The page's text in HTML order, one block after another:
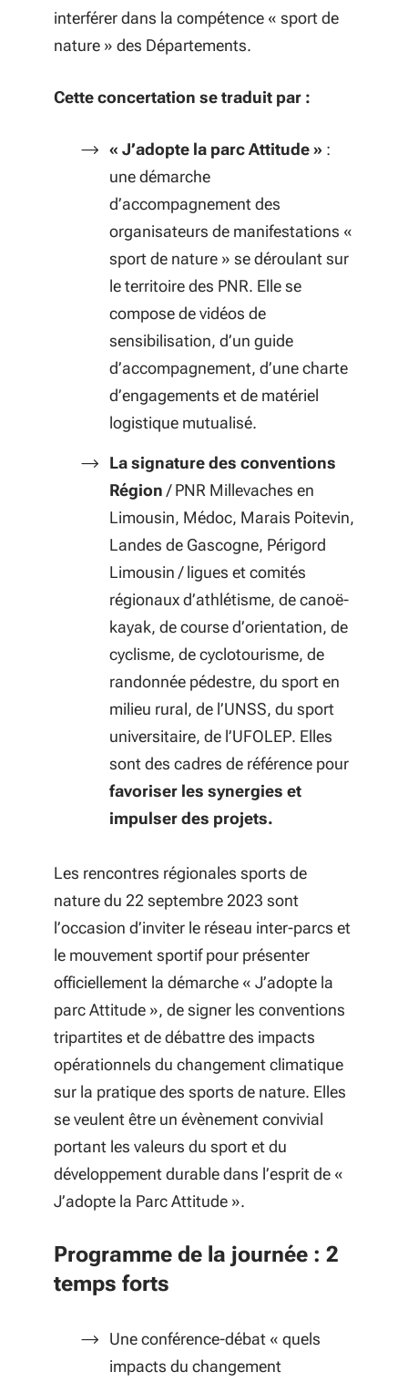
interférer dans la compétence « sport de
nature » des Départements.
Cette concertation se traduit par :
« J’adopte la parc Attitude » :
une démarche
d’accompagnement des
organisateurs de manifestations «
sport de nature » se déroulant sur
le territoire des PNR. Elle se
compose de vidéos de
sensibilisation, d’un guide
d’accompagnement, d’une charte
d’engagements et de matériel
logistique mutualisé.
La signature des conventions
Région / PNR Millevaches en
Limousin, Médoc, Marais Poitevin,
Landes de Gascogne, Périgord
Limousin / ligues et comités
régionaux d’athlétisme, de canoë-
kayak, de course d’orientation, de
cyclisme, de cyclotourisme, de
randonnée pédestre, du sport en
milieu rural, de l’UNSS, du sport
universitaire, de l’UFOLEP. Elles
sont des cadres de référence pour
favoriser les synergies et
impulser des projets.
Les rencontres régionales sports de
nature du 22 septembre 2023 sont
l’occasion d’inviter le réseau inter-parcs et
le mouvement sportif pour présenter
officiellement la démarche « J’adopte la
parc Attitude », de signer les conventions
tripartites et de débattre des impacts
opérationnels du changement climatique
sur la pratique des sports de nature. Elles
se veulent être un évènement convivial
portant les valeurs du sport et du
développement durable dans l’esprit de «
J’adopte la Parc Attitude ».
Programme de la journée : 2
temps forts
Une conférence-débat « quels
impacts du changement